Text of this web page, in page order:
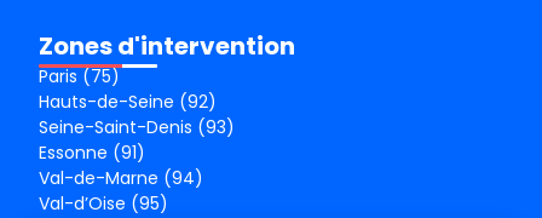
Zones d'intervention
Paris (75)
Hauts-de-Seine (92)
Seine-Saint-Denis (93)
Essonne (91)
Val-de-Marne (94)
Val-d’Oise (95)